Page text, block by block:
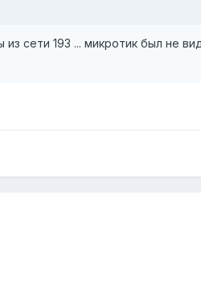
сети 193 ... микротик был не